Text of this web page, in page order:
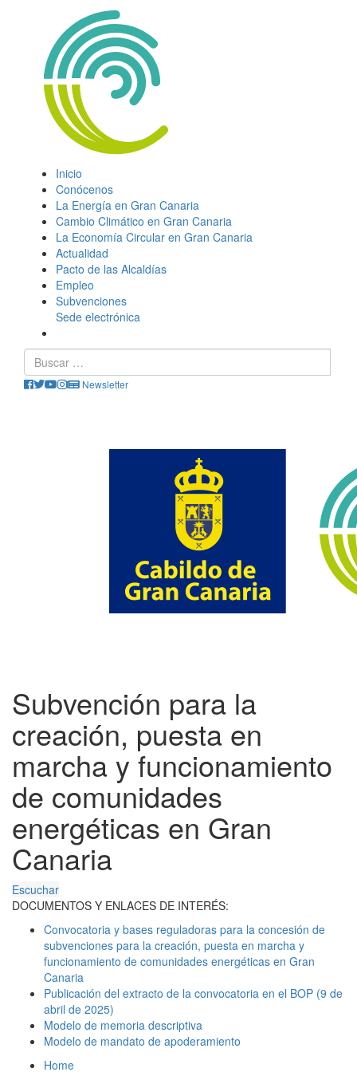
Inicio
Conócenos
La Energía en Gran Canaria
Cambio Climático en Gran Canaria
La Economía Circular en Gran Canaria
Actualidad
Pacto de las Alcaldías
Empleo
Subvenciones
Sede electrónica
Newsletter
Subvención para la
creación, puesta en
marcha y funcionamiento
de comunidades
energéticas en Gran
Canaria
Escuchar
DOCUMENTOS Y ENLACES DE INTERÉS:
Convocatoria y bases reguladoras para la concesión de
subvenciones para la creación, puesta en marcha y
funcionamiento de comunidades energéticas en Gran
Canaria
Publicación del extracto de la convocatoria en el BOP (9 de
abril de 2025)
Modelo de memoria descriptiva
Modelo de mandato de apoderamiento
Home